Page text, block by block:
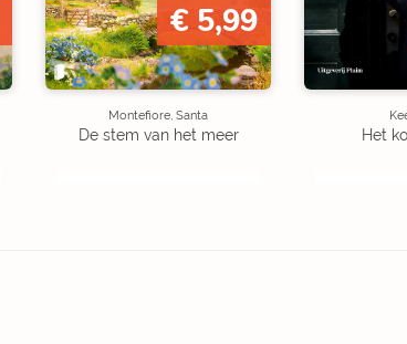
€ 5,99
Montefiore, Santa
De stem van het meer Het